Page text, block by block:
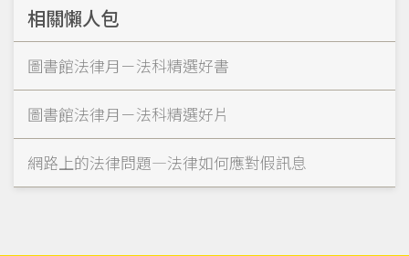
相關懶人包
圖書館法律月－法科精選好書
圖書館法律月－法科精選好片
網路上的法律問題—法律如何應對假訊息